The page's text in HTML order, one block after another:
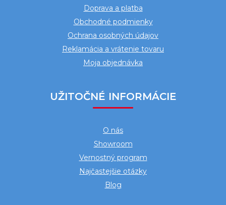
Doprava a platba
Obchodné podmienky
Ochrana osobných údajov
Reklamácia a vrátenie tovaru
Moja objednávka
UŽITOČNÉ INFORMÁCIE
O nás
Showroom
Vernostný program
Najčastejšie otázky
Blog